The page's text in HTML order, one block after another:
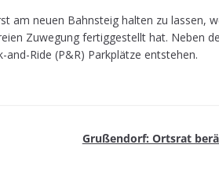
am neuen Bahn­steig hal­ten zu las­sen,
Zuwe­gung fer­tig­ge­stellt hat. Neben
Ride (P&R) Park­plätze entstehen.
Gru­ßen­dorf: Orts­rat